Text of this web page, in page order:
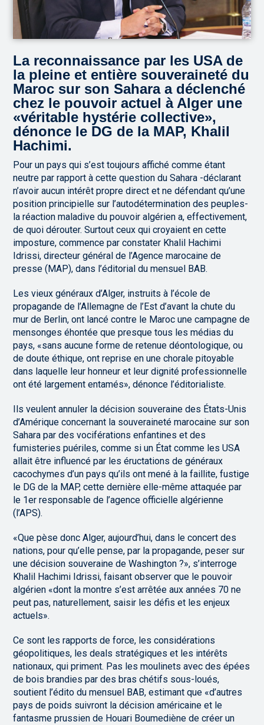
La reconnaissance par les USA de
la pleine et entière souveraineté du
Maroc sur son Sahara a déclenché
chez le pouvoir actuel à Alger une
«véritable hystérie collective»,
dénonce le DG de la MAP, Khalil
Hachimi.
Pour un pays qui s’est toujours affiché comme étant
neutre par rapport à cette question du Sahara -déclarant
n’avoir aucun intérêt propre direct et ne défendant qu’une
position principielle sur l’autodétermination des peuples-
la réaction maladive du pouvoir algérien a, effectivement,
de quoi dérouter. Surtout ceux qui croyaient en cette
imposture, commence par constater Khalil Hachimi
Idrissi, directeur général de l’Agence marocaine de
presse (MAP), dans l’éditorial du mensuel BAB.
Les vieux généraux d’Alger, instruits à l’école de
propagande de l’Allemagne de l’Est d’avant la chute du
mur de Berlin, ont lancé contre le Maroc une campagne de
mensonges éhontée que presque tous les médias du
pays, «sans aucune forme de retenue déontologique, ou
de doute éthique, ont reprise en une chorale pitoyable
dans laquelle leur honneur et leur dignité professionnelle
ont été largement entamés», dénonce l’éditorialiste.
Ils veulent annuler la décision souveraine des États-Unis
d’Amérique concernant la souveraineté marocaine sur son
Sahara par des vociférations enfantines et des
fumisteries puériles, comme si un État comme les USA
allait être influencé par les éructations de généraux
cacochymes d’un pays qu’ils ont mené à la faillite, fustige
le DG de la MAP, cette dernière elle-même attaquée par
le 1er responsable de l’agence officielle algérienne
(l’APS).
«Que pèse donc Alger, aujourd’hui, dans le concert des
nations, pour qu’elle pense, par la propagande, peser sur
une décision souveraine de Washington ?», s’interroge
Khalil Hachimi Idrissi, faisant observer que le pouvoir
algérien «dont la montre s’est arrêtée aux années 70 ne
peut pas, naturellement, saisir les défis et les enjeux
actuels».
Ce sont les rapports de force, les considérations
géopolitiques, les deals stratégiques et les intérêts
nationaux, qui priment. Pas les moulinets avec des épées
de bois brandies par des bras chétifs sous-loués,
soutient l’édito du mensuel BAB, estimant que «d’autres
pays de poids suivront la décision américaine et le
fantasme prussien de Houari Boumediène de créer un